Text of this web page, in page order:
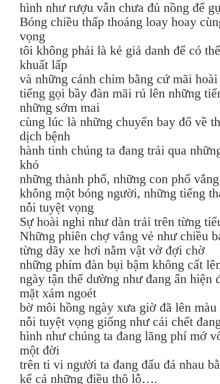
hình như rượu vẫn chưa đủ nồng để
Bóng chiều thấp thoáng loay hoay
vọng
tôi không phải là kẻ giả danh để có
khuất lấp
và những cánh chim bằng cứ mãi
tiếng gọi bầy đàn mãi rú lên những
những sớm mai
cùng lúc là những chuyến bay đổ về
dịch bệnh
hành tinh chúng ta đang trải qua
khó
những thành phố, những con phố
không một bóng người, những tiếng
nỗi tuyệt vọng
Sự hoài nghi như dàn trải trên từng
Những phiên chợ vắng vẻ như chiều
từng dãy xe hơi nằm vật vờ đợi chờ
những phím đàn bụi bậm không cất
ngày tận thế dường như đang ẩn hiện
mặt xám ngoét
bờ môi hồng ngày xưa giờ đã lên
nỗi tuyệt vọng giống như cái chết
hình như chúng ta đang lãng phí mớ
một đời
trên ti vi người ta đang đấu đá nhau
kể cả những điều thô lỗ….